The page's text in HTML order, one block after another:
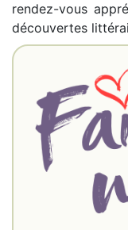
rendez-vous
découvertes